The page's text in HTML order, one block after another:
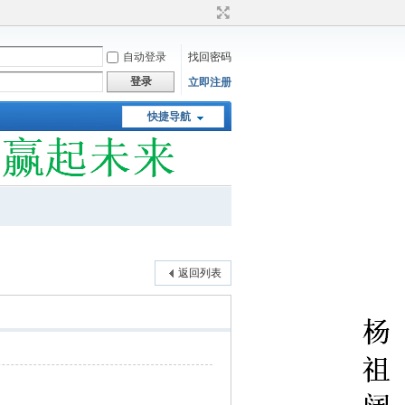
自动登录
找回密码
登录 立即注册
快捷导航
返回列表